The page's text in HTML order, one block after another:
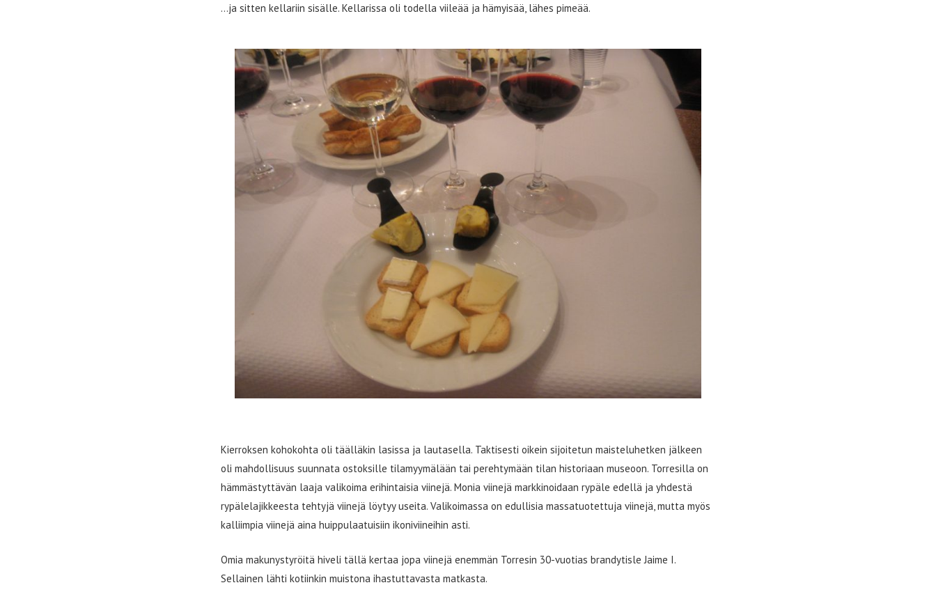
…ja sitten kellariin sisälle. Kellarissa oli todella viileää ja hämyisää, lähes pimeää.
Kierroksen kohokohta oli täälläkin lasissa ja lautasella. Taktisesti oikein sijoitetun maisteluhetken jälkeen
oli mahdollisuus suunnata ostoksille tilamyymälään tai perehtymään tilan historiaan museoon. Torresilla on
hämmästyttävän laaja valikoima erihintaisia viinejä. Monia viinejä markkinoidaan rypäle edellä ja yhdestä
rypälelajikkeesta tehtyjä viinejä löytyy useita. Valikoimassa on edullisia massatuotettuja viinejä, mutta myös
kalliimpia viinejä aina huippulaatuisiin ikoniviineihin asti.
Omia makunystyröitä hiveli tällä kertaa jopa viinejä enemmän Torresin 30-vuotias brandytisle Jaime I.
Sellainen lähti kotiinkin muistona ihastuttavasta matkasta.